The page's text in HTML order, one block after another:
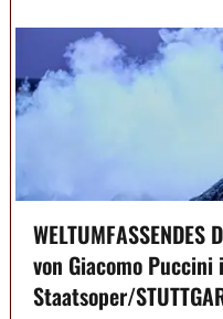
von Giacomo Puccini
Staatsoper/